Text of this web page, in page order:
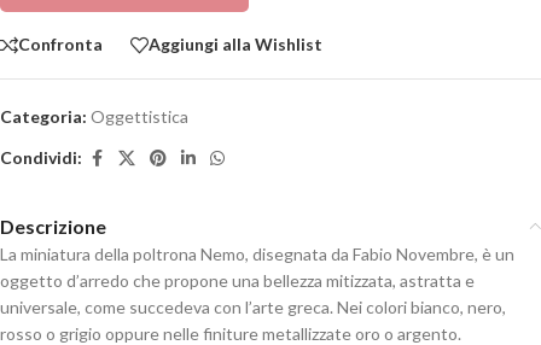
Confronta Aggiungi alla Wishlist
Categoria: Oggettistica
Condividi:
Descrizione
La miniatura della poltrona Nemo, disegnata da Fabio Novembre, è un
oggetto d’arredo che propone una bellezza mitizzata, astratta e
universale, come succedeva con l’arte greca. Nei colori bianco, nero,
rosso o grigio oppure nelle finiture metallizzate oro o argento.